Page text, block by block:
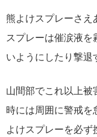
熊よけスプレーさ
スプレーは催涙液
いようにしたり撃退
山間部でこれ以上
時には周囲に警戒
よけスプレーを必ず